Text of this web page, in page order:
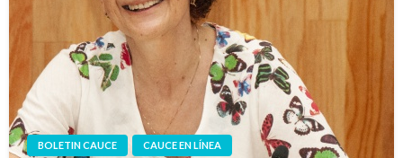
BOLETIN CAUCE CAUCE EN LÍNEA